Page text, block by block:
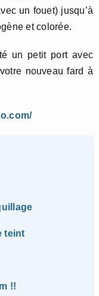
un fouet) jusqu’à
et colorée.
un petit port avec
nouveau fard à
teint
!!